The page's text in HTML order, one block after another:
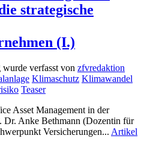
strategische
(I.)
verfasst von zfvredaktion
Klimaschutz Klimawandel
Teaser
Asset Management in der
Dr. Anke Bethmann (Dozentin für
Versicherungen... Artikel